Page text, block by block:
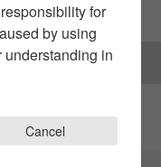
for
by using
understanding in
Cancel